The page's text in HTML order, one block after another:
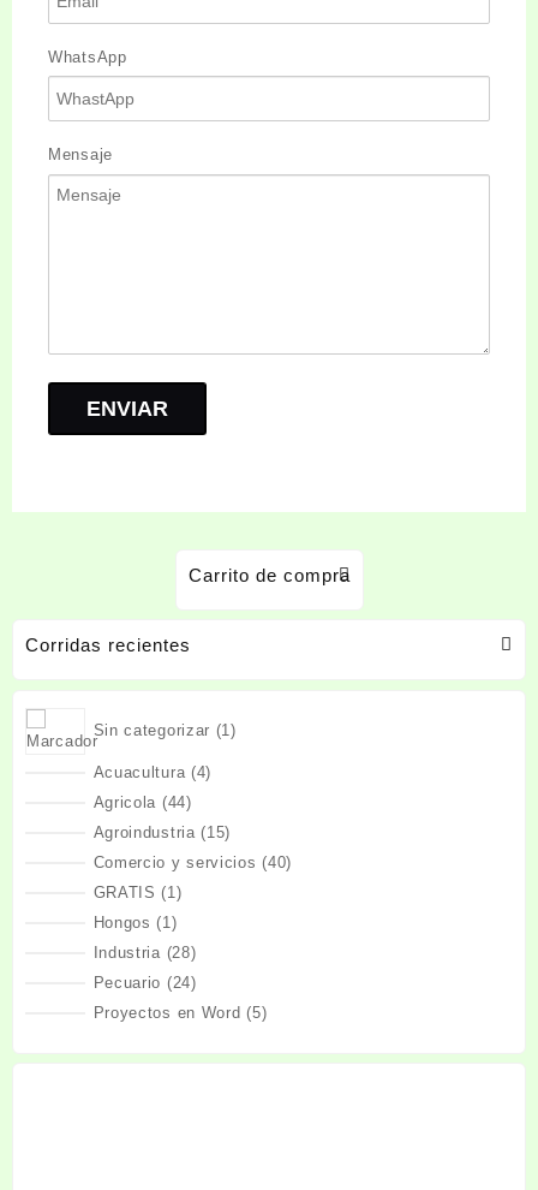
Carrito de compra
Corridas recientes
Sin categorizar 1
producto
Acuacultura
44
Agricola 4444
productos
Agroindustria 1515
productos
Comercio y servicios 4040
GRATIS 1 1
producto
Hongos 1 1
producto
Industria 2828
productos
Pecuario 2424
productos
Proyectos en Word 55
WhatsApp
Mensaje